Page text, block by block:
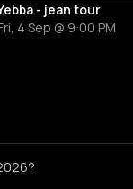
- jean tour
4 Sep @ 9:00 PM